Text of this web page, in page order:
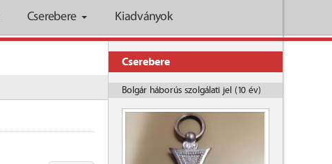
Cserebere Kiadványok
Cserebere
Bolgár háborús szolgálati jel (10 év)